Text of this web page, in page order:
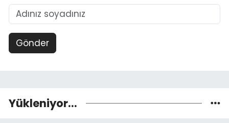
Gönder
Yükleniyor...